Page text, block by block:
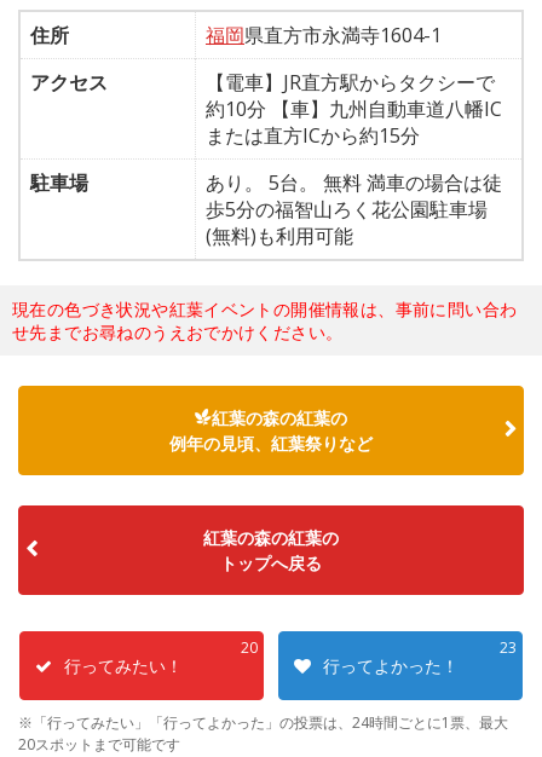
住所
福岡県直方市永満寺1604-1
アクセス
【電車】JR直方駅からタクシーで
約10分 【車】九州自動車道八幡IC
または直方ICから約15分
駐車場
あり。 5台。 無料 満車の場合は徒
歩5分の福智山ろく花公園駐車場
(無料)も利用可能
現在の色づき状況や紅葉イベントの開催情報は、事前に問い合わ
せ先までお尋ねのうえおでかけください。
紅葉の森の紅葉の
例年の見頃、紅葉祭りなど
紅葉の森の紅葉の
トップへ戻る
20
行ってみたい！
23
行ってよかった！
※「行ってみたい」「行ってよかった」の投票は、24時間ごとに1票、最大
20スポットまで可能です